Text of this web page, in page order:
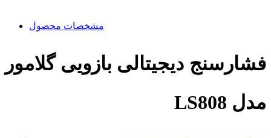
مشخصات محصول
فشارسنج دیجیتالی بازویی گلامور
مدل LS808